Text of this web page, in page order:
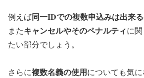
例えば同一IDでの複数申込みは出来
またキャンセルやそのペナルティに
たい部分でしょう。
さらに複数名義の使用についても気に